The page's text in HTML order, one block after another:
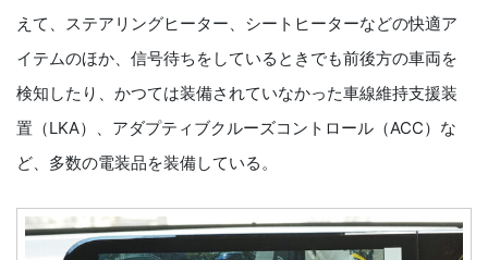
えて、ステアリングヒーター、シートヒーターなどの快適ア
イテムのほか、信号待ちをしているときでも前後方の車両を
検知したり、かつては装備されていなかった車線維持支援装
置（LKA）、アダプティブクルーズコントロール（ACC）な
ど、多数の電装品を装備している。